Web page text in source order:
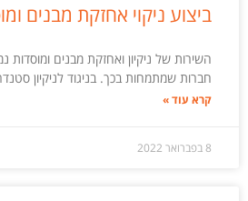
ביצוע ניקוי אחזקת מבנים
השירות של ניקיון ואחזקת מבנים ומוסדות
חברות שמתמחות בכך. בניגוד לניקיון
קרא עוד »
8 בפברואר 2022